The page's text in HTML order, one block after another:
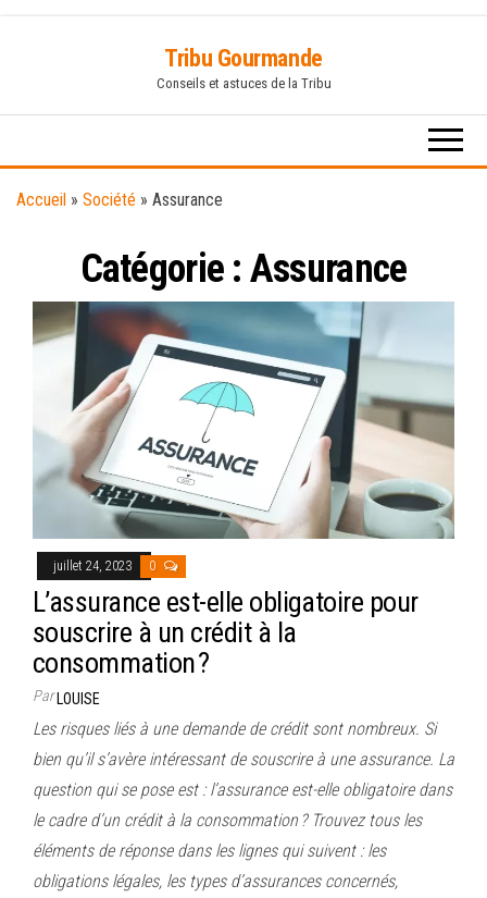
content
Tribu Gourmande
Conseils et astuces de la Tribu
Accueil » Société » Assurance
Catégorie : Assurance
juillet 24, 2023 0
L’assurance est-elle obligatoire pour
souscrire à un crédit à la
consommation ?
ParLOUISE
Les risques liés à une demande de crédit sont nombreux. Si
bien qu’il s’avère intéressant de souscrire à une assurance. La
question qui se pose est : l’assurance est-elle obligatoire dans
le cadre d’un crédit à la consommation ? Trouvez tous les
éléments de réponse dans les lignes qui suivent : les
obligations légales, les types d’assurances concernés,